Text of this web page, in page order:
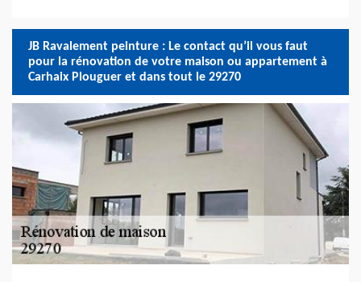
JB Ravalement peinture : Le contact qu’il vous faut
pour la rénovation de votre maison ou appartement à
Carhaix Plouguer et dans tout le 29270